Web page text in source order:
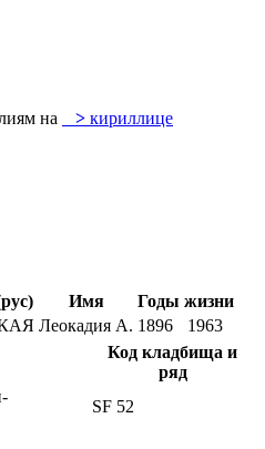
на
> кириллице
Имя
Годы жизни
Леокадия А. 1896
1963
Код кладбища и
ряд
SF 52